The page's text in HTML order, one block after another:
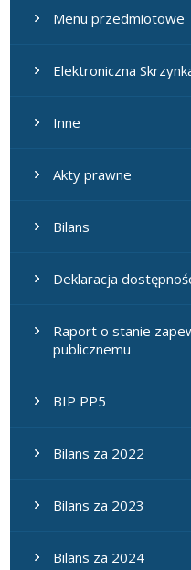
Menu przedmiotowe
Elektroniczna
Inne
Akty prawne
Bilans
Deklaracja
Raport o stanie
publicznemu
BIP PP5
Bilans za 2022
Bilans za 2023
Bilans za 2024